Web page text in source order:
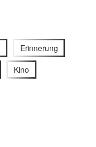
Erinnerung
Kino